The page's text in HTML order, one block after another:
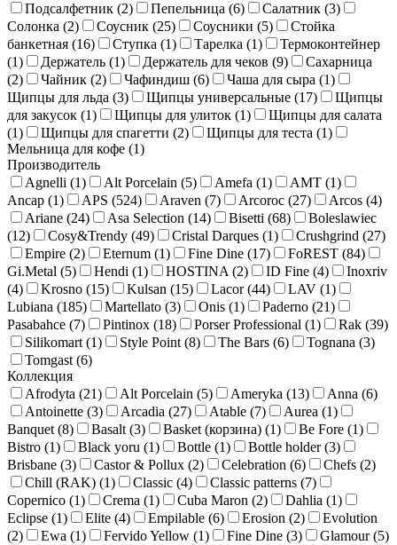
Подсалфетник (2) Пепельница (6) Салатник (3)
Солонка (2) Соусник (25) Соусники (5)
Стойка
банкетная (16) Ступка (1) Тарелка (1)
Термоконтейнер
(1) Держатель (1) Держатель для чеков (9)
Сахарница
(2) Чайник (2) Чафиндиш (6) Чаша для сыра (1)
Щипцы для льда (3) Щипцы универсальные (17)
Щипцы
для закусок (1) Щипцы для улиток (1)
Щипцы для салата
(1) Щипцы для спагетти (2) Щипцы для теста (1)
Мельница для кофе (1)
Производитель
Agnelli (1) Alt Porcelain (5) Amefa (1) AMT (1)
Ancap (1) APS (524) Araven (7) Arcoroc (27) Arcos (4)
Ariane (24) Asa Selection (14) Bisetti (68)
Boleslawiec
(12) Cosy&Trendy (49) Cristal Darques (1) Crushgrind (27)
Empire (2) Eternum (1) Fine Dine (17) FoREST (84)
Gi.Metal (5) Hendi (1) HOSTINA (2) ID Fine (4)
Inoxriv
(4) Krosno (15) Kulsan (15) Lacor (44) LAV (1)
Lubiana (185) Martellato (3) Onis (1) Paderno (21)
Pasabahce (7) Pintinox (18) Porser Professional (1) Rak (39)
Silikomart (1) Style Point (8) The Bars (6) Tognana (3)
Tomgast (6)
Коллекция
Afrodyta (21) Alt Porcelain (5) Ameryka (13) Anna (6)
Antoinette (3) Arcadia (27) Atable (7) Aurea (1)
Banquet (8) Basalt (3) Basket (корзина) (1) Be Fore (1)
Bistro (1) Black yoru (1) Bottle (1) Bottle holder (3)
Brisbane (3) Castor & Рollux (2) Celebration (6) Chefs (2)
Chill (RAK) (1) Classic (4) Classic patterns (7)
Copernico (1) Crema (1) Cuba Maron (2) Dahlia (1)
Eclipse (1) Elite (4) Empilable (6) Erosion (2)
Evolution
(2) Ewa (1) Fervido Yellow (1) Fine Dine (3) Glamour (5)